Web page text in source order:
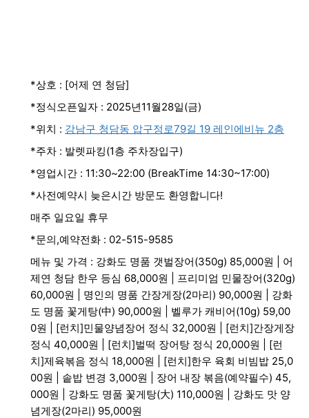
*상호 : [어제 연 청담]
*정식오픈일자 : 2025년11월28일(금)
*위치 : 강남구 청담동 압구정로79길 19 레인에비뉴 2층
*주차 : 발렛파킹(1층 주차장입구)
*영업시간 : 11:30~22:00 (BreakTime 14:30~17:00)
*사전예약시 늦은시간 방문도 환영합니다!
매주 일요일 휴무
*문의,예약전화 : 02-515-9585
메뉴 및 가격 : 강화도 명품 갯벌장어(350g) 85,000원 | 어
제연 청담 한우 등심 68,000원 | 프리미엄 민물장어(320g)
60,000원 | 명인의 명품 간장게장(2마리) 90,000원 | 강화
도 명품 꽃게탕(中) 90,000원 | 벨루가 캐비어(10g) 59,00
0원 | [런치]민물양념장어 정식 32,000원 | [런치]간장게장
정식 40,000원 | [런치]벌떡 장어탕 정식 20,000원 | [런
치]제육볶음 정식 18,000원 | [런치]한우 육회 비빔밥 25,0
00원 | 솥밥 변경 3,000원 | 장어 내장 볶음(예약필수) 45,
000원 | 강화도 명품 꽃게탕(大) 110,000원 | 강화도 맛 양
념게장(2마리) 95,000원